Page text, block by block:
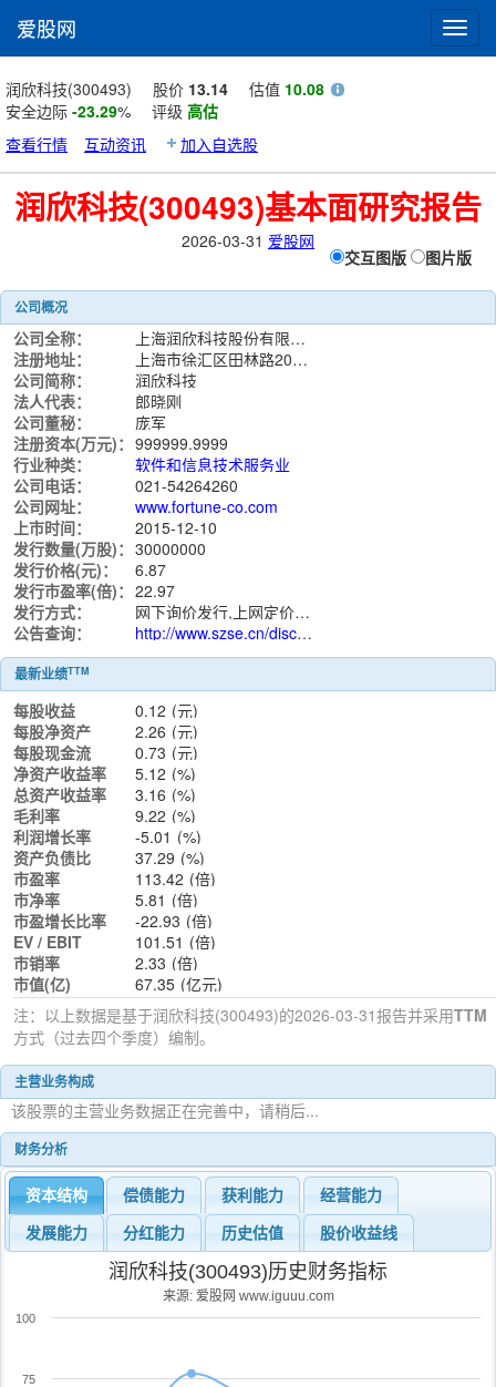
爱股网
润欣科技(300493) 股价 13.14 估值 10.08
安全边际 -23.29% 评级 高估
查看行情
互动资讯 加入自选股
润欣科技(300493)基本面研究报告
2026-03-31 爱股网
交互图版 图片版
公司概况
公司全称：
上海润欣科技股份有限公司
注册地址：
上海市徐汇区田林路200号A号楼301室
公司简称：
润欣科技
法人代表：
郎晓刚
公司董秘：
庞军
注册资本(万元)： 999999.9999
行业种类：
软件和信息技术服务业
公司电话：
021-54264260
公司网址：
www.fortune-co.com
上市时间：
2015-12-10
发行数量(万股)： 30000000
发行价格(元)：
6.87
发行市盈率(倍)： 22.97
发行方式：
网下询价发行,上网定价发行
公告查询：
http://www.szse.cn/disclosure/listed/notice/index.html?stock=300493
最新业绩TTM
每股收益 0.12 (元)
每股净资产
2.26 (元)
每股现金流
0.73 (元)
净资产收益率
5.12 (%)
总资产收益率
3.16 (%)
毛利率
9.22 (%)
利润增长率
-5.01 (%)
资产负债比
37.29 (%)
市盈率
113.42 (倍)
市净率
5.81 (倍)
市盈增长比率
-22.93 (倍)
EV / EBIT
101.51 (倍)
市销率
2.33 (倍)
市值(亿)
67.35 (亿元)
注：以上数据是基于润欣科技(300493)的2026-03-31报告并采用TTM
方式（过去四个季度）编制。
主营业务构成
该股票的主营业务数据正在完善中，请稍后...
财务分析
资本结构 偿债能力 获利能力 经营能力
发展能力 分红能力 历史估值 股价收益线
润欣科技(300493)历史财务指标
来源: 爱股网 www.iguuu.com
75
100